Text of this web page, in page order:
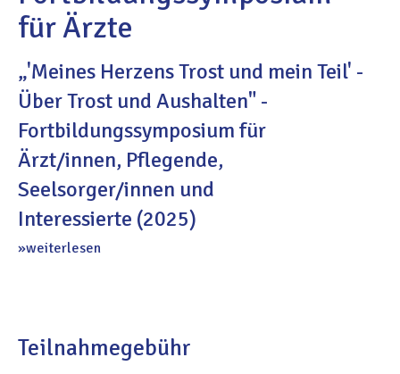
für Ärzte
„'Meines Herzens Trost und mein Teil' -
Über Trost und Aushalten" -
Fortbildungssymposium für
Ärzt/innen, Pflegende,
Seelsorger/innen und
Interessierte (2025)
weiterlesen
Teilnahmegebühr